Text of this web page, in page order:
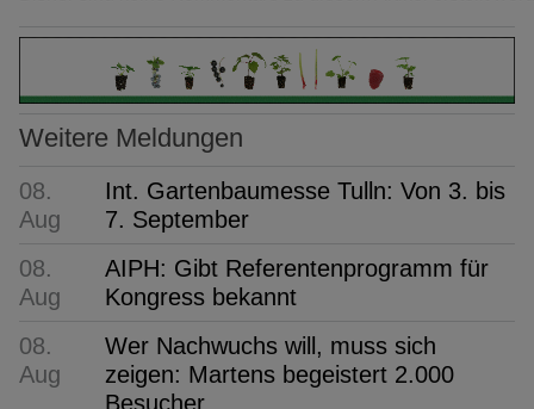
Weitere Meldungen
08.
Aug
Int. Gartenbaumesse Tulln: Von 3. bis
7. September
08.
Aug
AIPH: Gibt Referentenprogramm für
Kongress bekannt
08.
Aug
Wer Nachwuchs will, muss sich
zeigen: Martens begeistert 2.000
Besucher